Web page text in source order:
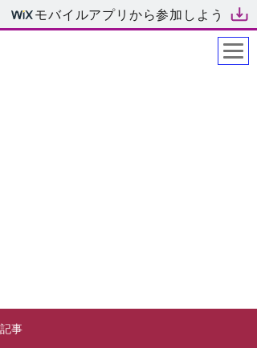
モバイルアプリから参加しよう
記事